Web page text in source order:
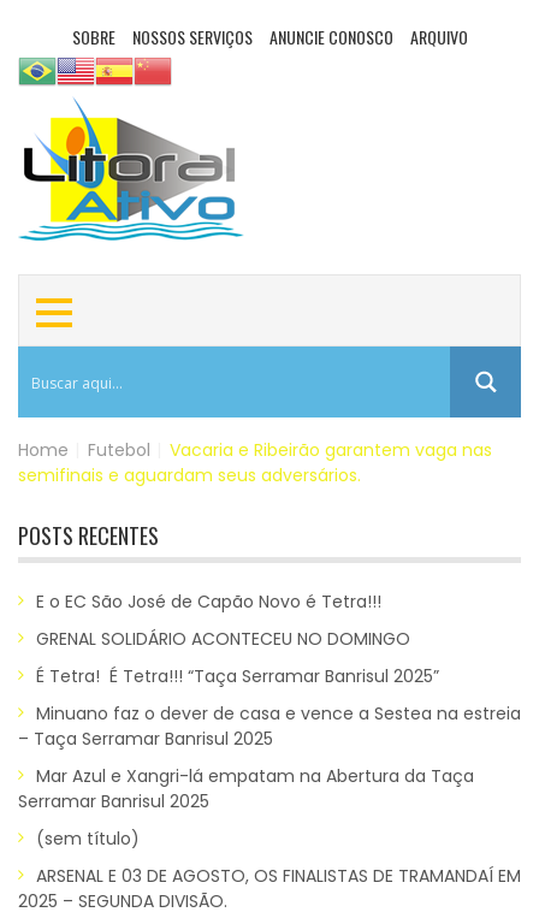
SOBRE NOSSOS SERVIÇOS ANUNCIE CONOSCO ARQUIVO
Home Futebol
Vacaria e Ribeirão garantem vaga nas
semifinais e aguardam seus adversários.
POSTS RECENTES
E o EC São José de Capão Novo é Tetra!!!
GRENAL SOLIDÁRIO ACONTECEU NO DOMINGO
É Tetra! É Tetra!!! “Taça Serramar Banrisul 2025”
Minuano faz o dever de casa e vence a Sestea na estreia
– Taça Serramar Banrisul 2025
Mar Azul e Xangri-lá empatam na Abertura da Taça
Serramar Banrisul 2025
(sem título)
ARSENAL E 03 DE AGOSTO, OS FINALISTAS DE TRAMANDAÍ EM
2025 – SEGUNDA DIVISÃO.